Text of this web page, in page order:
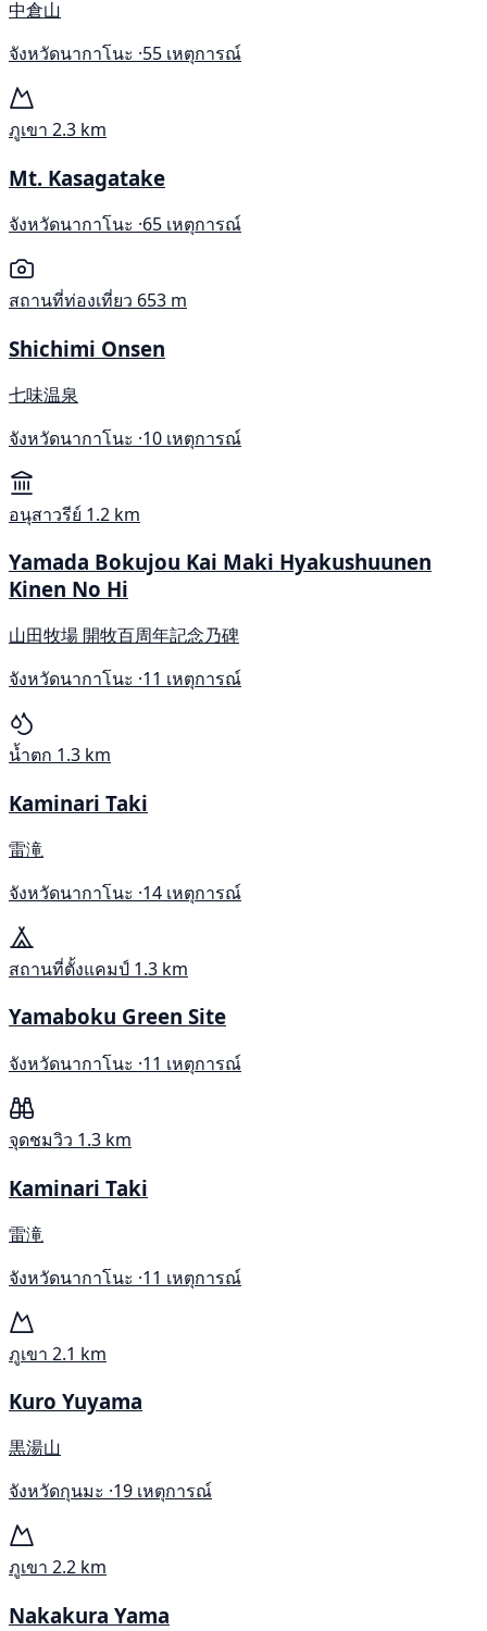
中倉山
จังหวัดนากาโนะ ·55 เหตุการณ์
ภูเขา 2.3 km
Mt. Kasagatake
จังหวัดนากาโนะ ·65 เหตุการณ์
สถานที่ท่องเที่ยว 653 m
Shichimi Onsen
七味温泉
จังหวัดนากาโนะ ·10 เหตุการณ์
อนุสาวรีย์ 1.2 km
Yamada Bokujou Kai Maki Hyakushuunen
Kinen No Hi
山田牧場 開牧百周年記念乃碑
จังหวัดนากาโนะ ·11 เหตุการณ์
น้ำตก 1.3 km
Kaminari Taki
雷滝
จังหวัดนากาโนะ ·14 เหตุการณ์
สถานที่ตั้งแคมป์ 1.3 km
Yamaboku Green Site
จังหวัดนากาโนะ ·11 เหตุการณ์
จุดชมวิว 1.3 km
Kaminari Taki
雷滝
จังหวัดนากาโนะ ·11 เหตุการณ์
ภูเขา 2.1 km
Kuro Yuyama
黒湯山
จังหวัดกุนมะ ·19 เหตุการณ์
ภูเขา 2.2 km
Nakakura Yama